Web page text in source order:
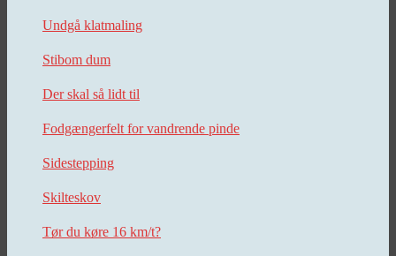
Undgå klatmaling
Stibom dum
Der skal så lidt til
Fodgængerfelt for vandrende pinde
Sidestepping
Skilteskov
Tør du køre 16 km/t?